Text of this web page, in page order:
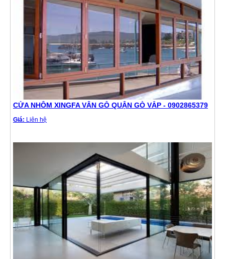
CỬA NHÔM XINGFA VÂN GỖ QUẬN GÒ VẤP - 0902865379
Giá: Liên hệ